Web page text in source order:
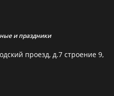
и праздники
проезд, д.7 строение 9,